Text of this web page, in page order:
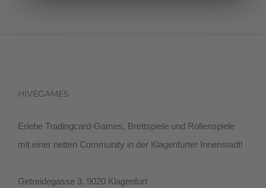
HIVEGAMES
Erlebe Tradingcard-Games, Brettspiele und Rollenspiele
mit einer netten Community in der Klagenfurter Innenstadt!
Getreidegasse 3, 9020 Klagenfurt